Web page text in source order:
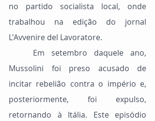
no partido socialista local, onde
trabalhou na edição do jornal
L'Avvenire del Lavoratore.
Mussolini foi preso acusado de
incitar rebelião contra o império e,
posteriormente, foi expulso,
retornando à Itália. Este episódio